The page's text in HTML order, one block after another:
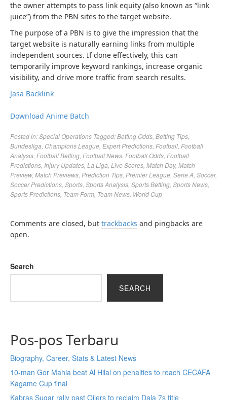
the owner attempts to pass link equity (also known as “link
juice”) from the PBN sites to the target website.
The purpose of a PBN is to give the impression that the
target website is naturally earning links from multiple
independent sources. If done effectively, this can
temporarily improve keyword rankings, increase organic
visibility, and drive more traffic from search results.
Jasa Backlink
Download Anime Batch
Posted in:Special Operations Tagged:Betting Odds Betting Tips
Bundesliga Champions League Expert Predictions Football Football
Analysis Football Betting Football News Football Odds Football
Predictions Injury Updates La Liga Live Scores Match Day, Match
Preview, Match Previews Prediction Tips Premier League Serie A Soccer,
Soccer Predictions Sports Sports Analysis Sports Betting Sports News
Sports Predictions Team Form Team News World Cup
Comments are closed, but trackbacks and pingbacks are
open.
Search
SEARCH
Pos-pos Terbaru
Biography, Career, Stats & Latest News
10-man Gor Mahia beat Al Hilal on penalties to reach CECAFA
Kagame Cup final
Kabras Sugar rally past Oilers to reclaim Dala 7s title